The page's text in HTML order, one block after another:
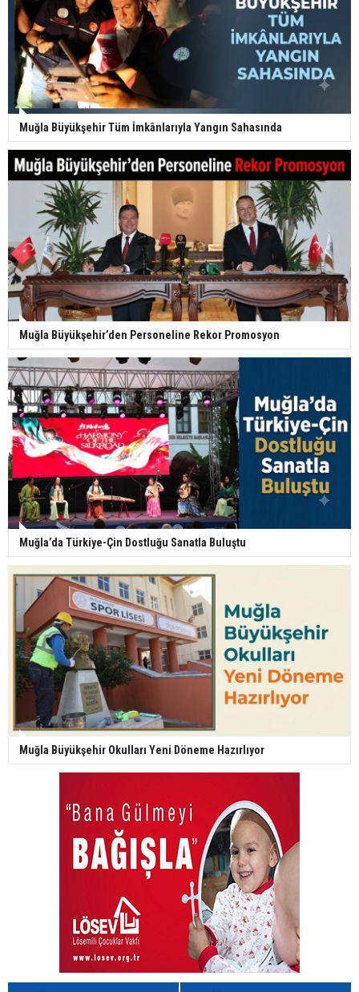
Muğla Büyükşehir Tüm İmkânlarıyla Yangın Sahasında
Muğla Büyükşehir’den Personeline Rekor Promosyon
Muğla’da Türkiye-Çin Dostluğu Sanatla Buluştu
Muğla Büyükşehir Okulları Yeni Döneme Hazırlıyor